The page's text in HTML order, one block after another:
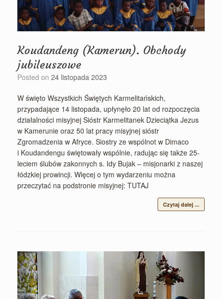
Koudandeng (Kamerun). Obchody
jubileuszowe
Posted on 24 listopada 2023
W święto Wszystkich Świętych Karmelitańskich,
przypadające 14 listopada, upłynęło 20 lat od rozpoczęcia
działalności misyjnej Sióstr Karmelitanek Dzieciątka Jezus
w Kamerunie oraz 50 lat pracy misyjnej sióstr
Zgromadzenia w Afryce. Siostry ze wspólnot w Dimaco
i Koudandengu świętowały wspólnie, radując się także 25-
leciem ślubów zakonnych s. Idy Bujak – misjonarki z naszej
łódzkiej prowincji. Więcej o tym wydarzeniu można
przeczytać na podstronie misyjnej: TUTAJ
Czytaj dalej ...